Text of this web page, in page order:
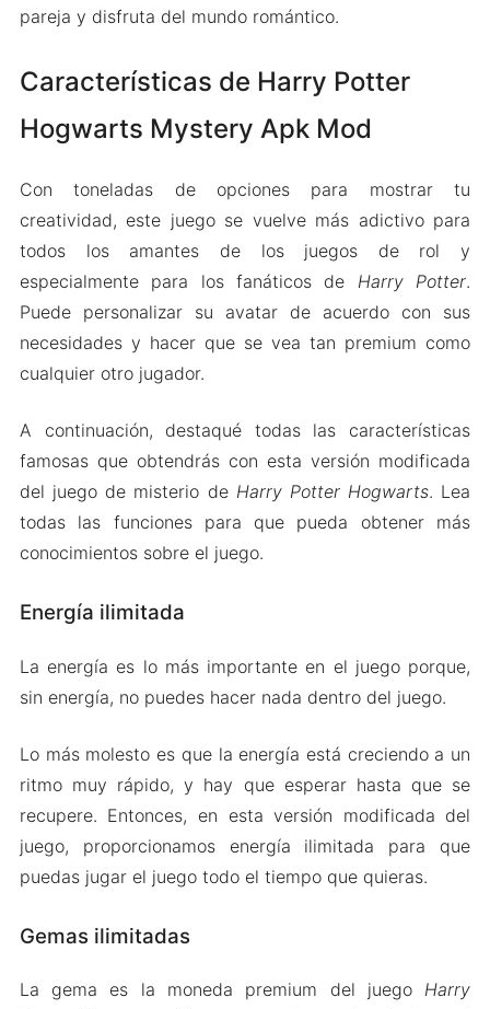
pareja y disfruta del mundo romántico.
Características de Harry Potter
Hogwarts Mystery Apk Mod
Con toneladas de opciones para mostrar tu
creatividad, este juego se vuelve más adictivo para
todos los amantes de los juegos de rol y
especialmente para los fanáticos de Harry Potter.
Puede personalizar su avatar de acuerdo con sus
necesidades y hacer que se vea tan premium como
cualquier otro jugador.
A continuación, destaqué todas las características
famosas que obtendrás con esta versión modificada
del juego de misterio de Harry Potter Hogwarts. Lea
todas las funciones para que pueda obtener más
conocimientos sobre el juego.
Energía ilimitada
La energía es lo más importante en el juego porque,
sin energía, no puedes hacer nada dentro del juego.
Lo más molesto es que la energía está creciendo a un
ritmo muy rápido, y hay que esperar hasta que se
recupere. Entonces, en esta versión modificada del
juego, proporcionamos energía ilimitada para que
puedas jugar el juego todo el tiempo que quieras.
Gemas ilimitadas
La gema es la moneda premium del juego Harry